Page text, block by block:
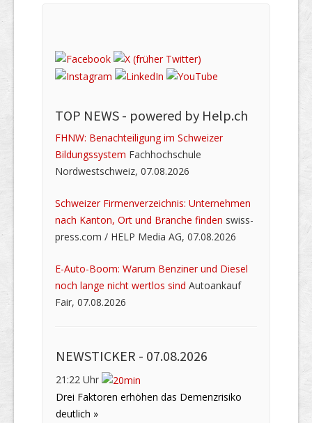
TOP NEWS - powered by Help.ch
FHNW: Benachteiligung im Schweizer
Bildungssystem Fachhochschule
Nordwestschweiz, 07.08.2026
Schweizer Firmenverzeichnis: Unternehmen
nach Kanton, Ort und Branche finden swiss-
press.com / HELP Media AG, 07.08.2026
E-Auto-Boom: Warum Benziner und Diesel
noch lange nicht wertlos sind Autoankauf
Fair, 07.08.2026
NEWSTICKER - 07.08.2026
21:22 Uhr
Drei Faktoren erhöhen das Demenzrisiko
deutlich »